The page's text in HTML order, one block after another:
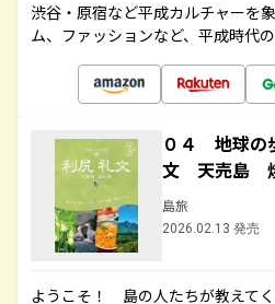
渋谷・原宿など平成カルチャーを
ム、ファッションなど、平成時代
０４ 地球
文 天売島
島旅
2026.02.13 発売
ようこそ！ 島の人たちが教えて